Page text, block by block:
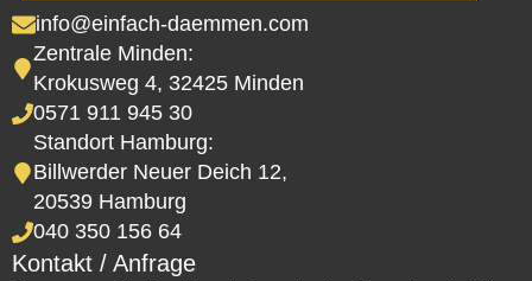
info@einfach-daemmen.com
Zentrale Minden:
Krokusweg 4, 32425 Minden
0571 911 945 30
Standort Hamburg:
Billwerder Neuer Deich 12,
20539 Hamburg
040 350 156 64
Kontakt / Anfrage